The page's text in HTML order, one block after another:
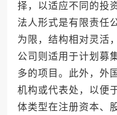
择，以适应不同的投
法人形式是有限责任
为限，结构相对灵活
公司则适用于计划募
多的项目。此外，外
机构或代表处，以便
体类型在注册资本、